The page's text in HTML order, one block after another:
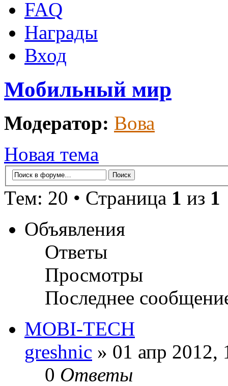
FAQ
Награды
Вход
Мобильный мир
Модератор: Вова
Новая тема
Тем: 20 • Страница 1 из 1
Объявления
Ответы
Просмотры
Последнее
MOBI-TECH
greshnic » 01 апр 2012,
0 Ответы